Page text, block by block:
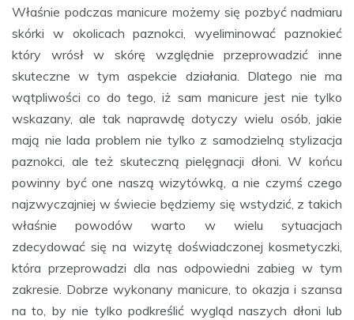
Właśnie podczas manicure możemy się pozbyć nadmiaru
skórki w okolicach paznokci, wyeliminować paznokieć
który wrósł w skórę względnie przeprowadzić inne
skuteczne w tym aspekcie działania. Dlatego nie ma
wątpliwości co do tego, iż sam manicure jest nie tylko
wskazany, ale tak naprawdę dotyczy wielu osób, jakie
mają nie lada problem nie tylko z samodzielną stylizacja
paznokci, ale też skuteczną pielęgnacji dłoni. W końcu
powinny być one naszą wizytówką, a nie czymś czego
najzwyczajniej w świecie będziemy się wstydzić, z takich
właśnie powodów warto w wielu sytuacjach
zdecydować się na wizytę doświadczonej kosmetyczki,
która przeprowadzi dla nas odpowiedni zabieg w tym
zakresie. Dobrze wykonany manicure, to okazja i szansa
na to, by nie tylko podkreślić wygląd naszych dłoni lub